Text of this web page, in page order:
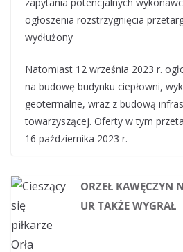
ogłoszenia rozstrzygnięcia
wydłużony
Natomiast 12 września 2023 r.
na budowę budynku ciepłowni,
geotermalne, wraz z budową
towarzyszącej. Oferty w tym
16 października 2023 r.
ORZEŁ KAWĘCZYN
UR TAKŻE WYGRAŁ